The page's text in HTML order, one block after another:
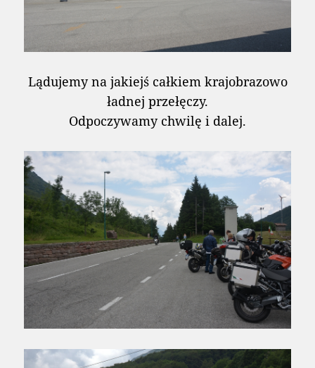
Lądujemy na jakiejś całkiem krajobrazowo
ładnej przełęczy.
Odpoczywamy chwilę i dalej.